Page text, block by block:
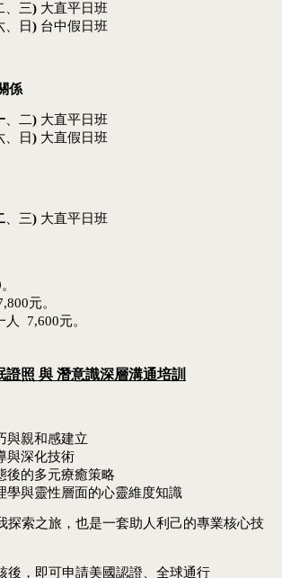
、三) 大直平日班
、日) 台中假日班
係
、二) 大直平日班
、日) 大直假日班
、三) 大直平日班
。
元。
7,600元。
證照 與 潛意識深層溝通培訓
與親和感建立
與深化技術
後的多元療癒策略
學與靈性層面的心靈維度知識
探索之旅，也是一套助人利己的專業核心技
後，即可申請美國認證、全球通行